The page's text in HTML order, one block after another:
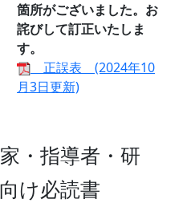
箇所がございました。お
詫びして訂正いたしま
す。
正誤表 (2024年10
月3日更新)
・指導者・研
け必読書